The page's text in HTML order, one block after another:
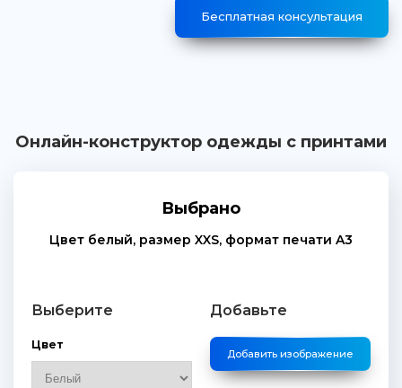
Бесплатная консультация
Онлайн-конструктор одежды с принтами
Выбрано
Цвет белый, размер XXS, формат печати A3
Выберите
Цвет
Добавьте
Добавить изображение